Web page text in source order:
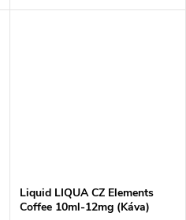
poměru složek 50PG/50VG
Liquid LIQUA CZ Elements
Coffee 10ml-12mg (Káva)